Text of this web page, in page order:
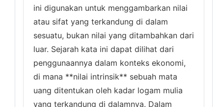
ini digunakan untuk menggambarkan nilai
atau sifat yang terkandung di dalam
sesuatu, bukan nilai yang ditambahkan dari
luar. Sejarah kata ini dapat dilihat dari
penggunaannya dalam konteks ekonomi,
di mana **nilai intrinsik** sebuah mata
uang ditentukan oleh kadar logam mulia
yang terkandung di dalamnya. Dalam